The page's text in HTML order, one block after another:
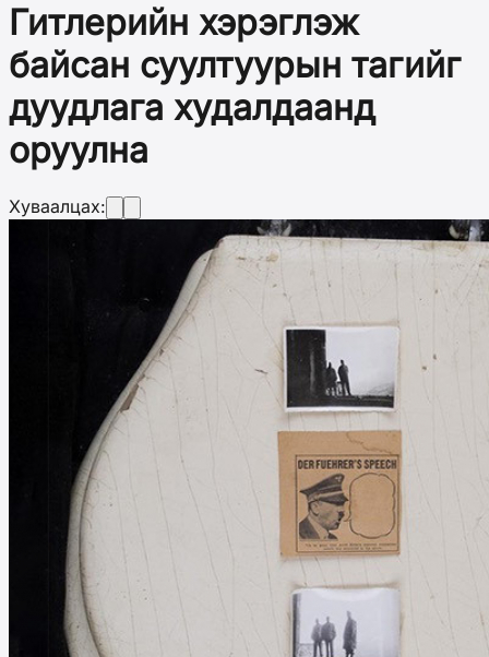
Гитлерийн хэрэглэж
байсан суултуурын тагийг
дуудлага худалдаанд
оруулна
Хуваалцах: